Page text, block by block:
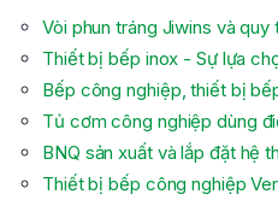
Vòi phun tráng Jiwins và
Thiết bị bếp inox - Sự lựa
Bếp công nghiệp, thiết bị
Tủ cơm công nghiệp dùng
BNQ sản xuất và lắp đặt hệ
Thiết bị bếp công nghiệp